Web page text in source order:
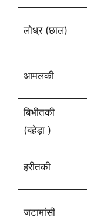
लोध्र (छाल)
आमलकी
बिभीतकी
(बहेड़ा )
हरीतकी
जटामांसी